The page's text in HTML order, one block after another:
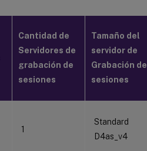
Cantidad de
Servidores de
grabación de
sesiones
Tamaño del
servidor de
Grabación de
sesiones
1
Standard
D4as_v4